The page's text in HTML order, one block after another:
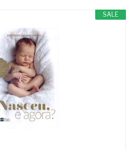
SALE